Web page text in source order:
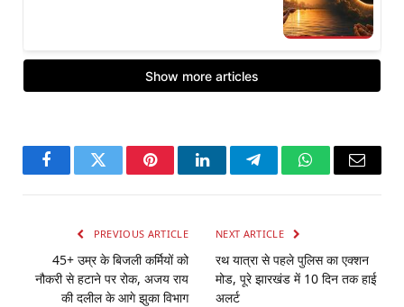
FacebookTwitter PinterestLinkedInTelegramWhatsApp
Email
PREVIOUS ARTICLE
45+ उम्र के बिजली कर्मियों को
नौकरी से हटाने पर रोक, अजय राय
की दलील के आगे झुका विभाग
NEXT ARTICLE
रथ यात्रा से पहले पुलिस का एक्शन
मोड, पूरे झारखंड में 10 दिन तक हाई
अलर्ट